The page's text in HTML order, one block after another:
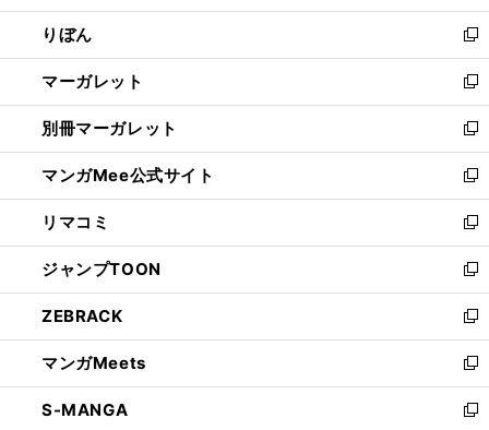
開
く
ウ
で
開
く
ン
ド
ウ
で
開
く
ウ
ィ
ン
ド
ウ
で
開
く
りぼん
新
し
い
ウ
ィ
ン
ド
ウ
で
開
く
マーガレット
新
し
い
ウ
ィ
ン
ド
ウ
で
開
く
別冊マーガレット
新
し
い
ウ
ィ
ン
ド
ウ
で
開
く
マンガMee公式サイト
新
し
い
ウ
ィ
ン
ド
ウ
で
開
く
リマコミ
新
し
い
ウ
ィ
ン
ド
ウ
で
ジャンプTOON
新
し
い
ウ
ィ
ン
ド
ZEBRACK
新
し
い
ウ
ィ
マンガMeets
新
し
い
S-MANGA
新